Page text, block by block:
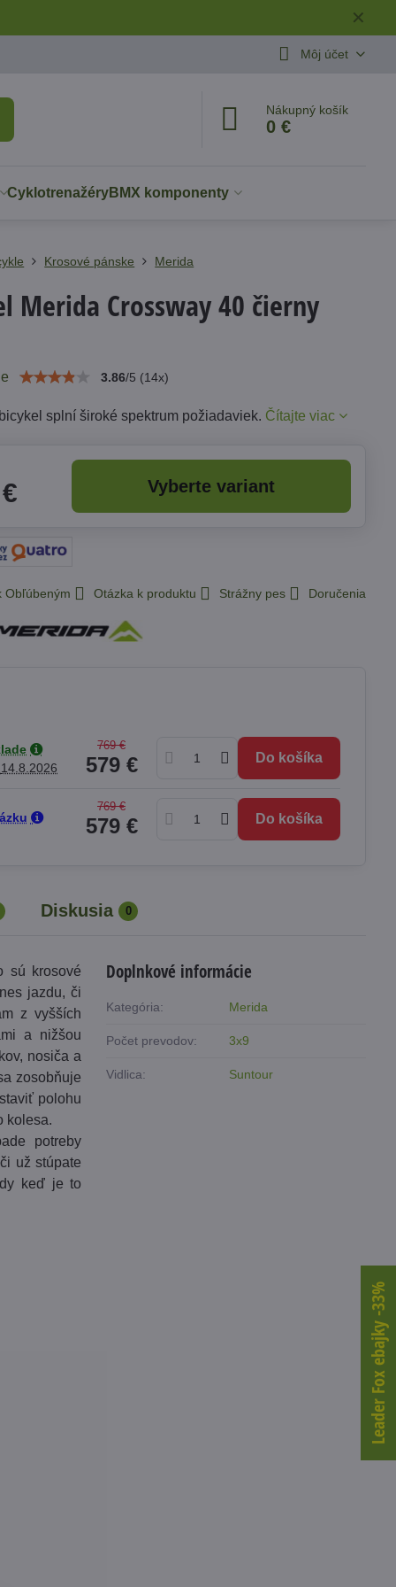
✕
Môj účet
Nákupný košík
0 €
CyklotrenažéryBMX komponenty
Krosové pánske Merida
Merida Crossway 40 čierny
3.86/5 (14x)
splní široké spektrum požiadaviek. Čítajte viac
Vyberte variant
Obľúbeným Otázka k produktu Strážny pes Doručenia
14.8.2026
769 €
579 € Do košíka
769 €
579 € Do košíka
Diskusia 0
sú krosové
jazdu, či
z vyšších
a nižšou
nosiča a
zosobňuje
polohu
kolesa.
potreby
už stúpate
keď je to
Doplnkové informácie
Kategória: Merida
Počet prevodov: 3x9
Vidlica: Suntour
Leader Fox ebajky -33%